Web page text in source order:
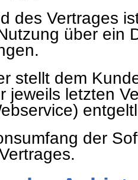
des Vertrages
über ein
stellt dem
jeweils letzten
der